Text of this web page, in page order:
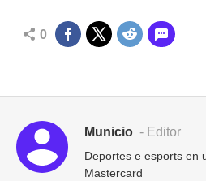
0
Municio - Editor
Deportes e esports en
Mastercard